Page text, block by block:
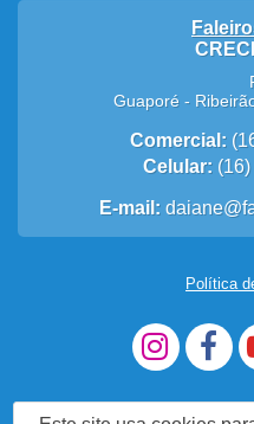
Guaporé-
Comercial:
Celular:
E-mail:
Política